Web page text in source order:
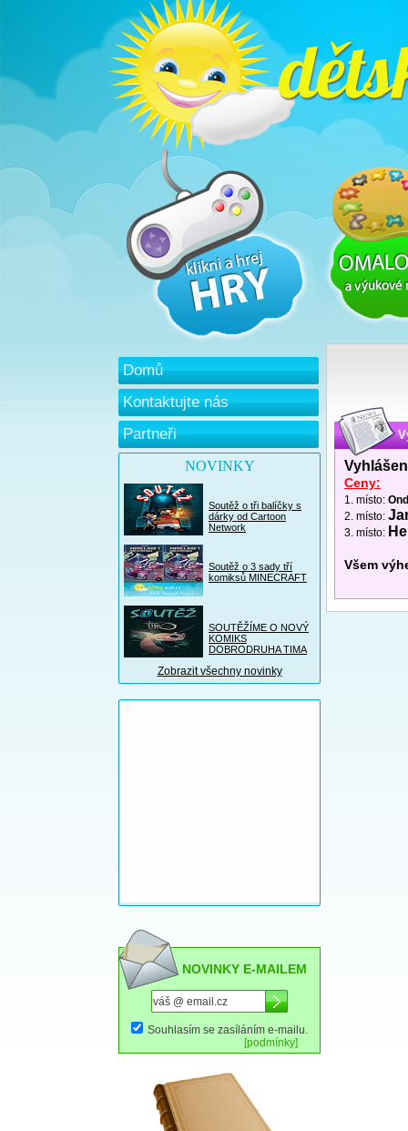
Domů
Kontaktujte nás
Partneři
NOVINKY
Soutěž o tři balíčky s
dárky od Cartoon
Network
Soutěž o 3 sady tří
komiksů MINECRAFT
SOUTĚŽÍME O NOVÝ
KOMIKS
DOBRODRUHA TIMA
Zobrazit všechny novinky
NOVINKY E-MAILEM
Souhlasím se zasíláním e-mailu.
[podmínky]
Ceny:
1. místo:
2. místo:
3. místo:
Všem